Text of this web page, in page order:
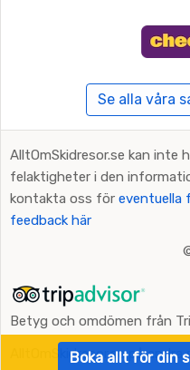
Boka allt för din
Se alla våra
AlltOmSkidresor.se kan inte
felaktigheter i den
kontakta oss för eventuella
feedback här
Betyg och omdömen från
AlltOmSkidresor.se på andra